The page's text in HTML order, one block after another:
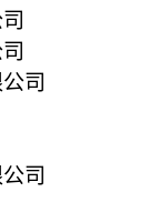
司
司